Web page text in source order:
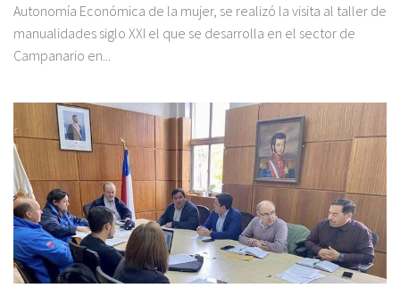
Autonomía Económica de la mujer, se realizó la visita al taller de
manualidades siglo XXI el que se desarrolla en el sector de
Campanario en...